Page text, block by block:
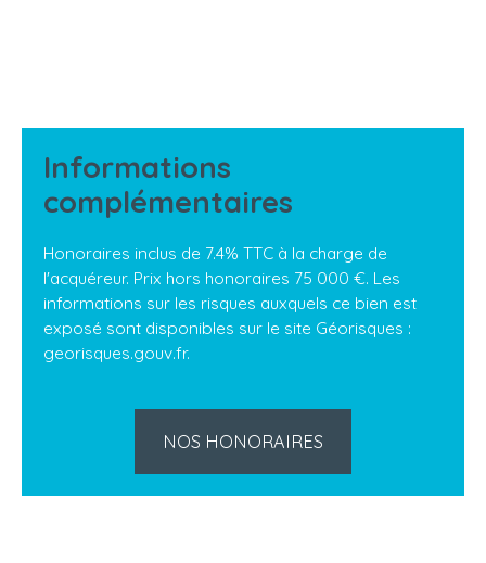
Informations
complémentaires
Honoraires inclus de 7.4% TTC à la charge de
l'acquéreur. Prix hors honoraires 75 000 €. Les
informations sur les risques auxquels ce bien est
exposé sont disponibles sur le site Géorisques :
georisques.gouv.fr.
NOS HONORAIRES